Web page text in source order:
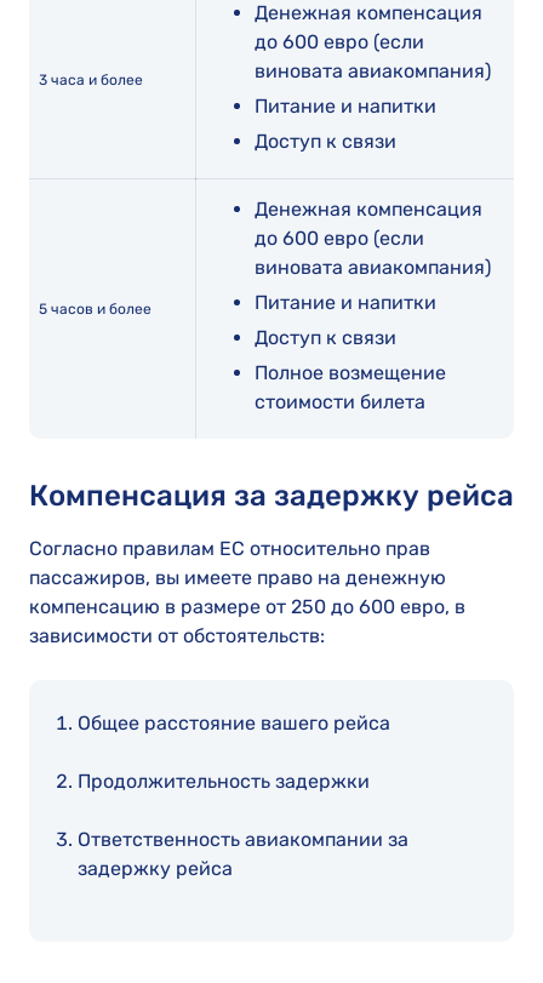
3 часа и более
Денежная компенсация
до 600 евро (если
виновата авиакомпания)
Питание и напитки
Доступ к связи
5 часов и более
Денежная компенсация
до 600 евро (если
виновата авиакомпания)
Питание и напитки
Доступ к связи
Полное возмещение
стоимости билета
Компенсация за задержку рейса
Согласно правилам ЕС относительно прав
пассажиров, вы имеете право на денежную
компенсацию в размере от 250 до 600 евро, в
зависимости от обстоятельств:
Общее расстояние вашего рейса
Продолжительность задержки
Ответственность авиакомпании за
задержку рейса